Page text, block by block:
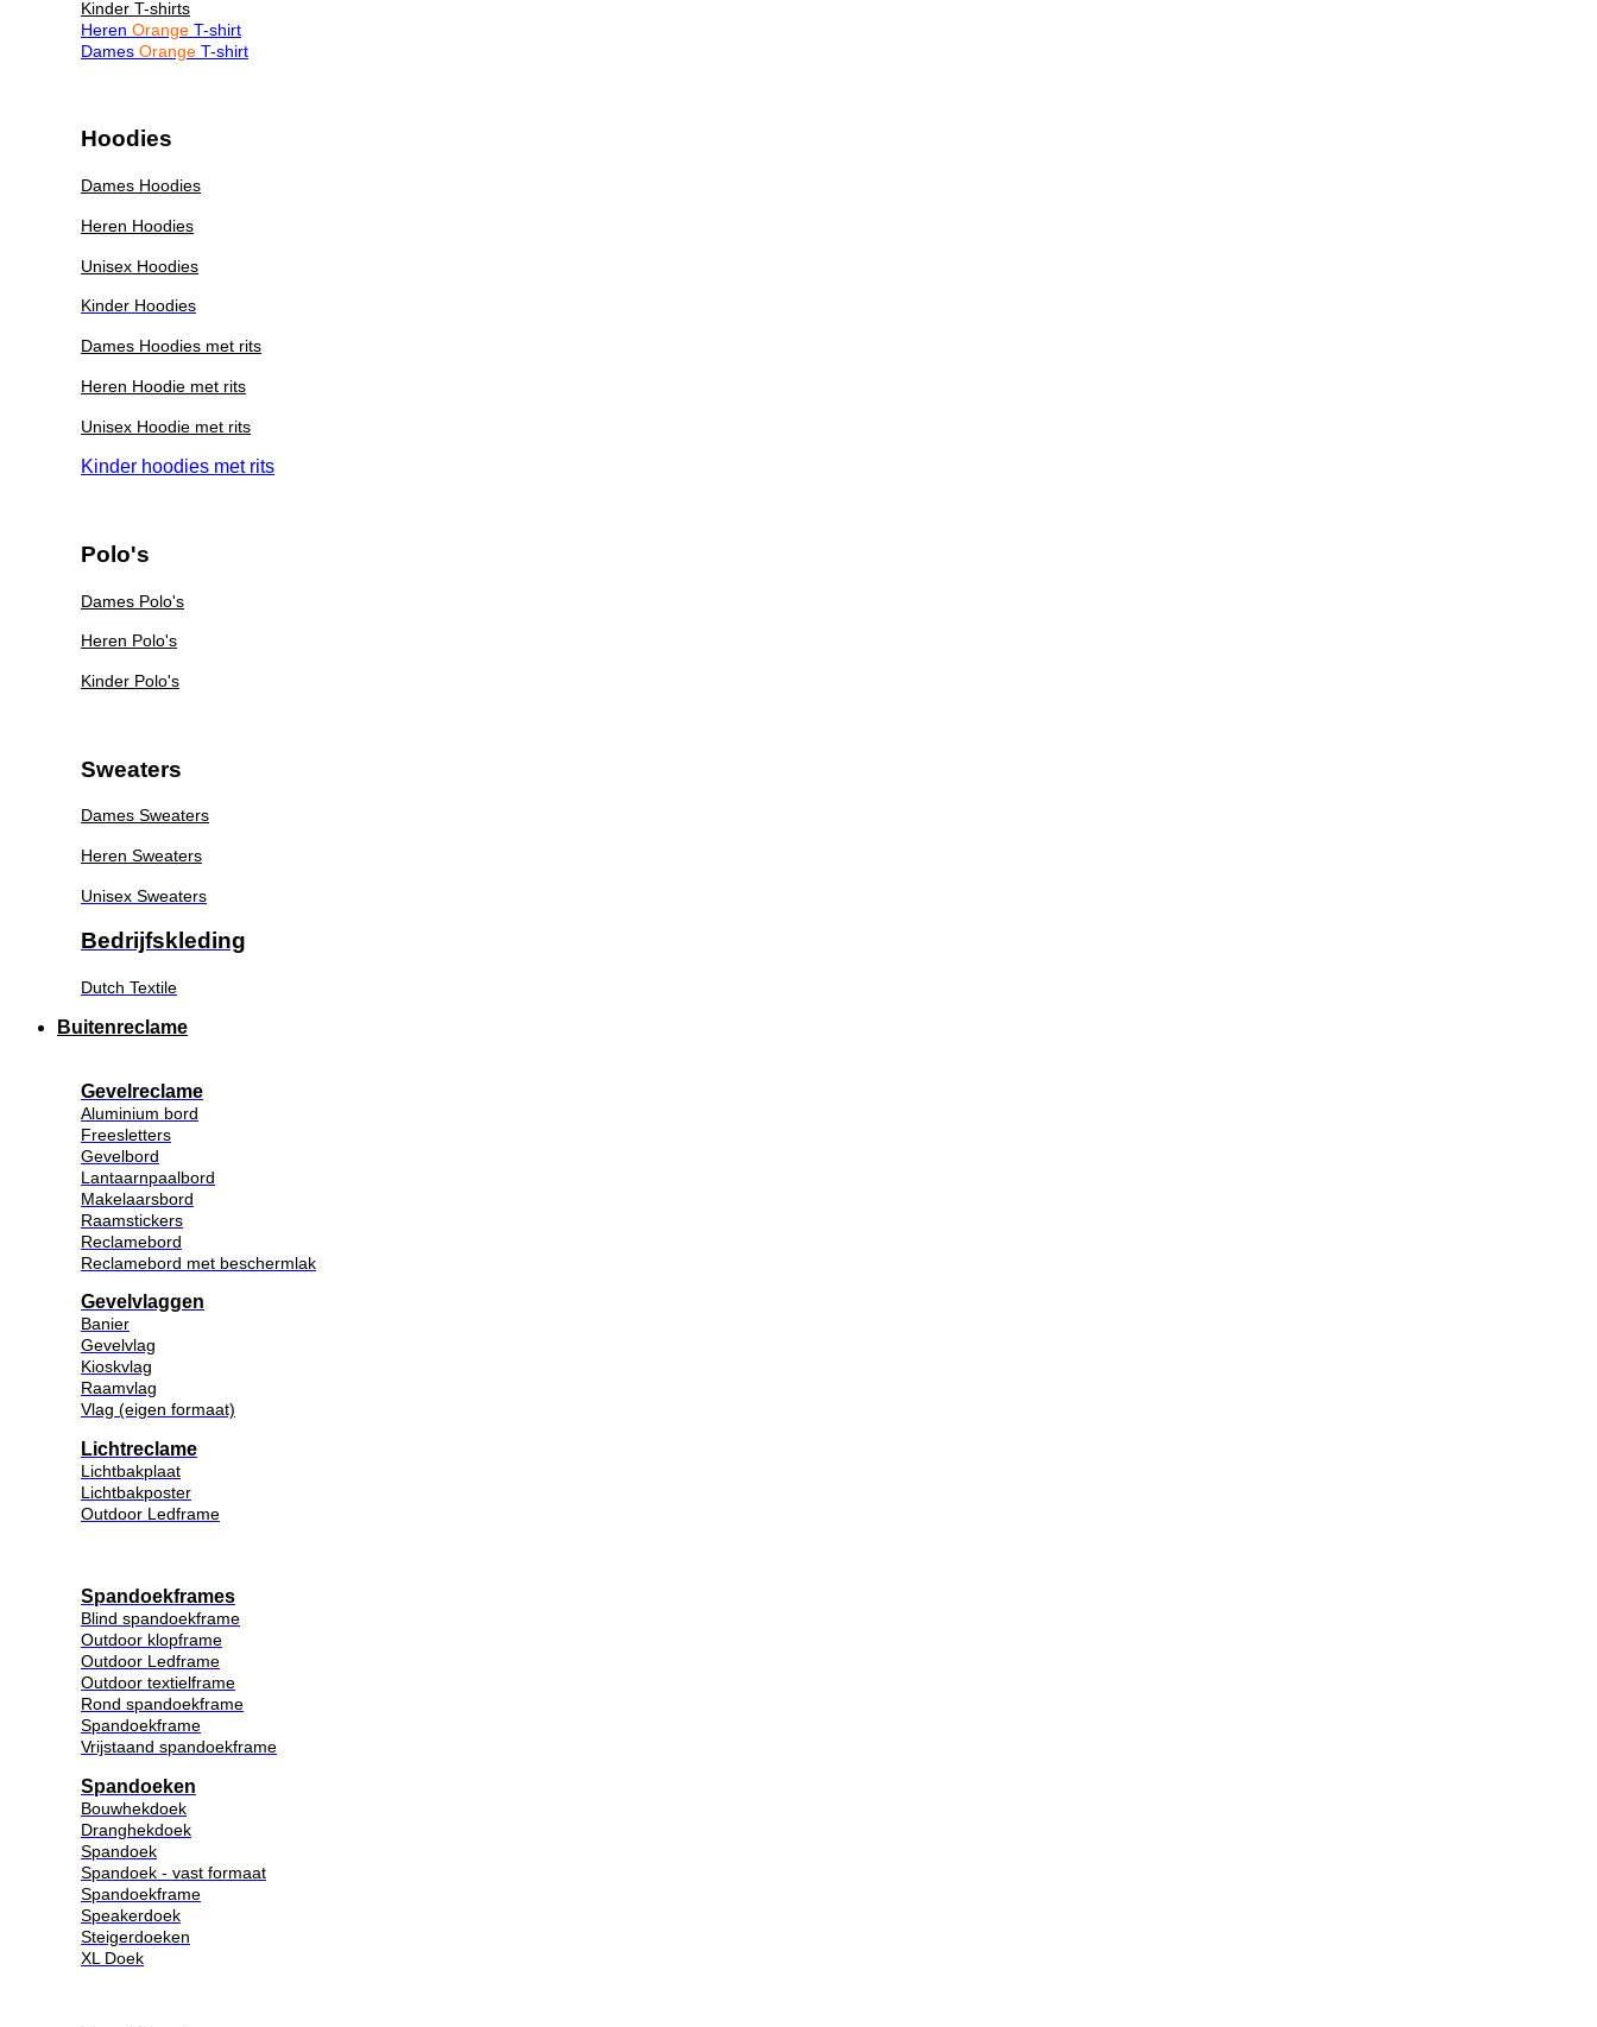
Kinder T-shirts
Heren Orange T-shirt
Dames Orange T-shirt
Hoodies
Dames Hoodies
Heren Hoodies
Unisex Hoodies
Kinder Hoodies
Dames Hoodies met rits
Heren Hoodie met rits
Unisex Hoodie met rits
Kinder hoodies met rits
Polo's
Dames Polo's
Heren Polo's
Kinder Polo's
Sweaters
Dames Sweaters
Heren Sweaters
Unisex Sweaters
Bedrijfskleding
Dutch Textile
Buitenreclame
Gevelreclame
Aluminium bord
Freesletters
Gevelbord
Lantaarnpaalbord
Makelaarsbord
Raamstickers
Reclamebord
Reclamebord met beschermlak
Gevelvlaggen
Banier
Gevelvlag
Kioskvlag
Raamvlag
Vlag (eigen formaat)
Lichtreclame
Lichtbakplaat
Lichtbakposter
Outdoor Ledframe
Spandoekframes
Blind spandoekframe
Outdoor klopframe
Outdoor Ledframe
Outdoor textielframe
Rond spandoekframe
Spandoekframe
Vrijstaand spandoekframe
Spandoeken
Bouwhekdoek
Dranghekdoek
Spandoek
Spandoek - vast formaat
Spandoekframe
Speakerdoek
Steigerdoeken
XL Doek